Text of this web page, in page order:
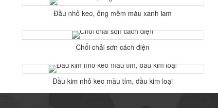
Đầu nhỏ keo, ống mềm màu xanh lam
Chổi chải sơn cách điện
Đầu kim nhỏ keo màu tím, đầu kim loại